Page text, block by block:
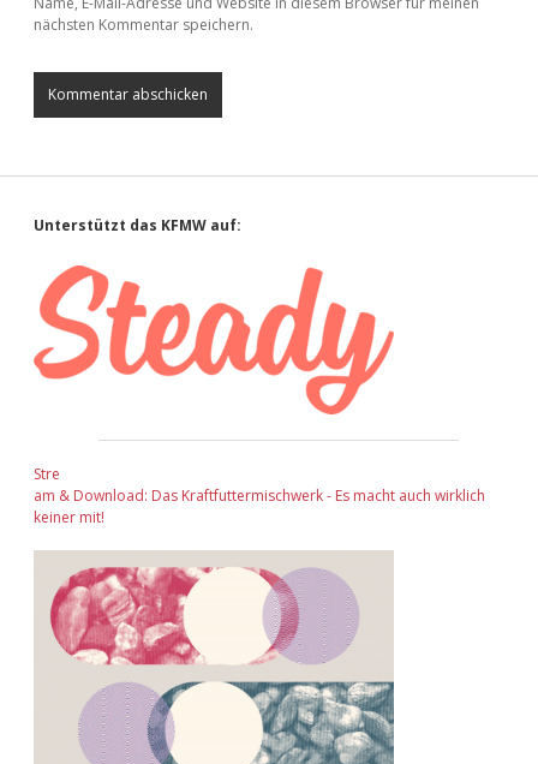
nächsten Kommentar speichern.
Sidebar
Unterstützt das KFMW auf:
Stre
am & Download: Das Kraftfuttermischwerk - Es macht auch wirklich
keiner mit!